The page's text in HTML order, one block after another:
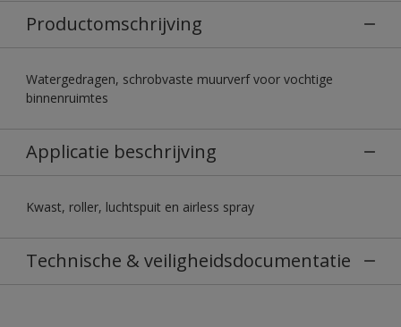
Productomschrijving
Watergedragen, schrobvaste muurverf voor vochtige
binnenruimtes
Applicatie beschrijving
Kwast, roller, luchtspuit en airless spray
Technische & veiligheidsdocumentatie